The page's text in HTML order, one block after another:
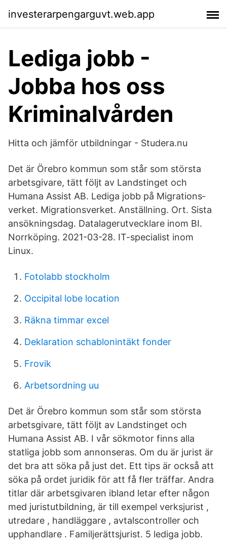
investerarpengarguvt.web.app
Lediga jobb -
Jobba hos oss
Kriminalvården
Hitta och jämför utbildningar - Studera.nu
Det är Örebro kommun som står som största
arbetsgivare, tätt följt av Landstinget och
Humana Assist AB. Lediga jobb på Migra­tions­
verket. Migrationsverket. Anställning. Ort. Sista
ansökningsdag. Datalagerutvecklare inom BI.
Norrköping. 2021-03-28. IT-specialist inom
Linux.
Fotolabb stockholm
Occipital lobe location
Räkna timmar excel
Deklaration schablonintäkt fonder
Frovik
Arbetsordning uu
Det är Örebro kommun som står som största
arbetsgivare, tätt följt av Landstinget och
Humana Assist AB. I vår sökmotor finns alla
statliga jobb som annonseras. Om du är jurist är
det bra att söka på just det. Ett tips är också att
söka på ordet juridik för att få fler träffar. Andra
titlar där arbetsgivaren ibland letar efter någon
med juristutbildning, är till exempel verksjurist ,
utredare , handläggare , avtalscontroller och
upphandlare . Familjerättsjurist. 5 lediga jobb.